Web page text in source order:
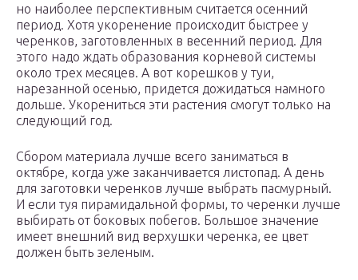
но наиболее перспективным считается осенний
период. Хотя укоренение происходит быстрее у
черенков, заготовленных в весенний период. Для
этого надо ждать образования корневой системы
около трех месяцев. А вот корешков у туи,
нарезанной осенью, придется дожидаться намного
дольше. Укорениться эти растения смогут только на
следующий год.
Сбором материала лучше всего заниматься в
октябре, когда уже заканчивается листопад. А день
для заготовки черенков лучше выбрать пасмурный.
И если туя пирамидальной формы, то черенки лучше
выбирать от боковых побегов. Большое значение
имеет внешний вид верхушки черенка, ее цвет
должен быть зеленым.